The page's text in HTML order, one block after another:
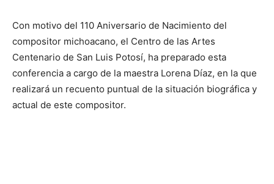
Con motivo del 110 Aniversario de Nacimiento del
compositor michoacano, el Centro de las Artes
Centenario de San Luis Potosí, ha preparado esta
conferencia a cargo de la maestra Lorena Díaz, en la que
realizará un recuento puntual de la situación biográfica y
actual de este compositor.